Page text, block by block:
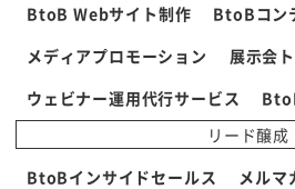
BtoB Webサイト制作
BtoBコン
メディアプロモーション
展示会
ウェビナー運用代行サービス
リード醸成
BtoBインサイドセールス
メルマ